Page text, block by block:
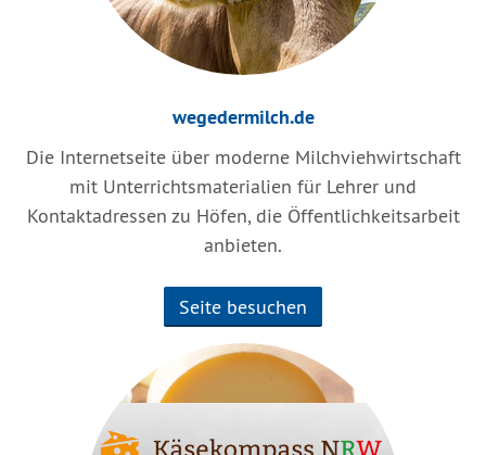
wegedermilch.de
Die Internetseite über moderne Milchviehwirtschaft
mit Unterrichtsmaterialien für Lehrer und
Kontaktadressen zu Höfen, die Öffentlichkeitsarbeit
anbieten.
Seite besuchen